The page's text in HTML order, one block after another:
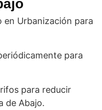
en Urbanización para
para
para reducir
de Abajo.